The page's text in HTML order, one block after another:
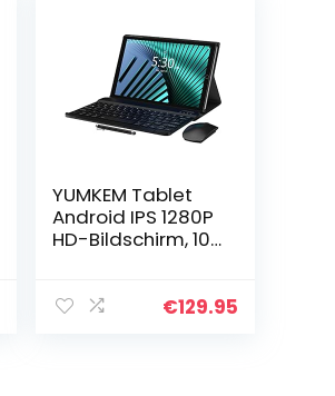
YUMKEM Tablet
Android IPS 1280P
HD-Bildschirm, 10-
CPU, 6000mAh
€129.95